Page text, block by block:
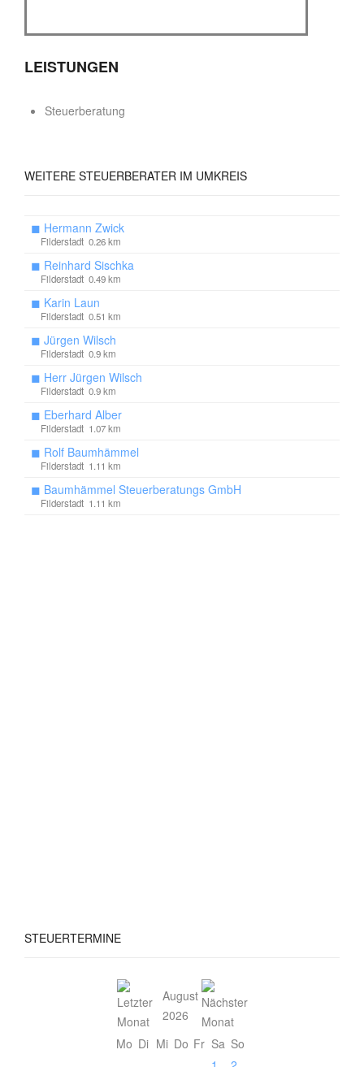
LEISTUNGEN
Steuerberatung
WEITERE STEUERBERATER IM UMKREIS
◼ Hermann Zwick
Filderstadt 0.26 km
◼ Reinhard Sischka
Filderstadt 0.49 km
◼ Karin Laun
Filderstadt 0.51 km
◼ Jürgen Wilsch
Filderstadt 0.9 km
◼ Herr Jürgen Wilsch
Filderstadt 0.9 km
◼ Eberhard Alber
Filderstadt 1.07 km
◼ Rolf Baumhämmel
Filderstadt 1.11 km
◼ Baumhämmel Steuerberatungs GmbH
Filderstadt 1.11 km
STEUERTERMINE
August
2026
Mo Di Mi Do Fr Sa So